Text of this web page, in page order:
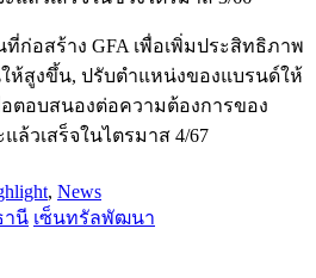
ก่อสร้าง GFA เพื่อเพิ่มประสิทธิภาพ
ห้สูงขึ้น, ปรับตำแหน่งของแบรนด์ให้
อตอบสนองต่อความต้องการของ
ล้วเสร็จในไตรมาส 4/67
, News
านี เซ็นทรัลพัฒนา